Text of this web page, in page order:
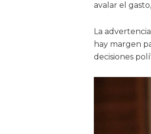
avalar el
La
hay margen
decisiones